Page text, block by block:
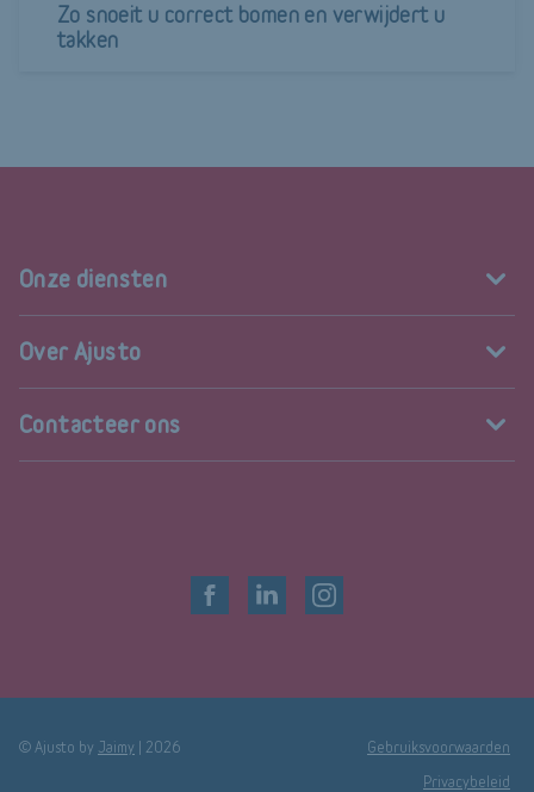
Zo snoeit u correct bomen en verwijdert u
takken
Onze diensten
Over Ajusto
Contacteer ons
© Ajusto by Jaimy 2026 Gebruiksvoorwaarden
Privacybeleid